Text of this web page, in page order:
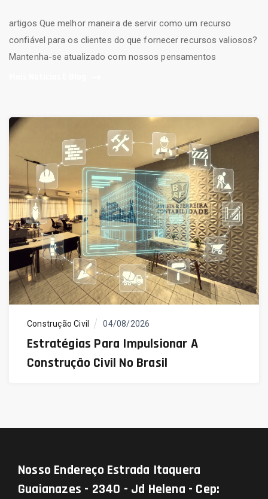
artigos Que melhor maneira de servir como um recurso
confiável para os clientes do que fornecer recursos valiosos?
Mantenha-se atualizado com nossos pensamentos
Construção Civil 04/08/2026
Estratégias Para Impulsionar A
Construção Civil No Brasil
Nosso Endereço Estrada Itaquera
Guaianazes - 2340 - Jd Helena - Cep: